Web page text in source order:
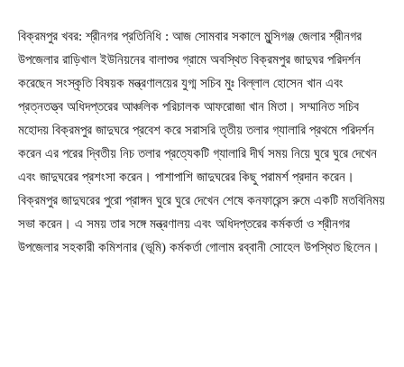
বিক্রমপুর খবর: শ্রীনগর প্রতিনিধি : আজ সোমবার সকালে মুন্সিগঞ্জ জেলার শ্রীনগর
উপজেলার রাড়িখাল ইউনিয়নের বালাশুর গ্রামে অবস্থিত বিক্রমপুর জাদুঘর পরিদর্শন
করেছেন সংস্কৃতি বিষয়ক মন্ত্রণালয়ের যুগ্ম সচিব মুঃ বিল্লাল হোসেন খান এবং
প্রত্নতত্ত্ব অধিদপ্তরের আঞ্চলিক পরিচালক আফরোজা খান মিতা। সম্মানিত সচিব
মহোদয় বিক্রমপুর জাদুঘরে প্রবেশ করে সরাসরি তৃতীয় তলার গ্যালারি প্রথমে পরিদর্শন
করেন এর পরের দ্বিতীয় নিচ তলার প্রত্যেকটি গ্যালারি দীর্ঘ সময় নিয়ে ঘুরে ঘুরে দেখেন
এবং জাদুঘরের প্রশংসা করেন। পাশাপাশি জাদুঘরের কিছু পরামর্শ প্রদান করেন।
বিক্রমপুর জাদুঘরের পুরো প্রাঙ্গন ঘুরে ঘুরে দেখেন শেষে কনফারেন্স রুমে একটি মতবিনিময়
সভা করেন। এ সময় তার সঙ্গে মন্ত্রণালয় এবং অধিদপ্তরের কর্মকর্তা ও শ্রীনগর
উপজেলার সহকারী কমিশনার (ভূমি) কর্মকর্তা গোলাম রব্বানী সোহেল উপস্থিত ছিলেন।